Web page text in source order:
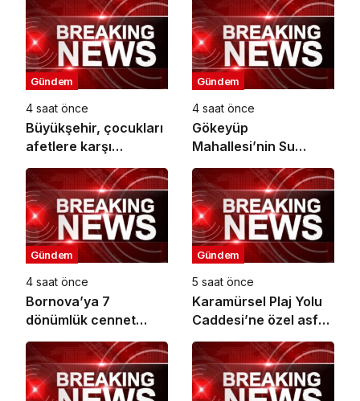
Gündem
4 saat önce
Büyükşehir, çocukları
afetlere karşı
bilinçlendiriyor
Gündem
4 saat önce
Gökeyüp
Mahallesi’nin Su
Sorunu Çözüme
Kavuşturuldu
Gündem
4 saat önce
Bornova’ya 7
dönümlük cennet
bahçesi
Gündem
5 saat önce
Karamürsel Plaj Yolu
Caddesi’ne özel asfalt
dokunuşu